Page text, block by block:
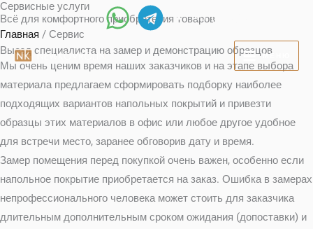
Перейти
к
содержимому
+7 (812) 219-78-88
МЕНЮ
Сервисные услуги
Всё для комфортного приобретения товаров
Главная / Сервис
Выезд специалиста на замер и демонстрацию образцов
Мы очень ценим время наших заказчиков и на этапе выбора
материала предлагаем сформировать подборку наиболее
подходящих вариантов напольных покрытий и привезти
образцы этих материалов в офис или любое другое удобное
для встречи место, заранее обговорив дату и время.
Замер помещения перед покупкой очень важен, особенно если
напольное покрытие приобретается на заказ. Ошибка в замерах
непрофессионального человека может стоить для заказчика
длительным дополнительным сроком ожидания (допоставки) и